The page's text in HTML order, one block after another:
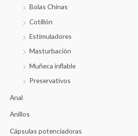
Bolas Chinas
Cotillón
Estimuladores
Masturbación
Muñeca inflable
Preservativos
Anal
Anillos
Cápsulas potenciadoras